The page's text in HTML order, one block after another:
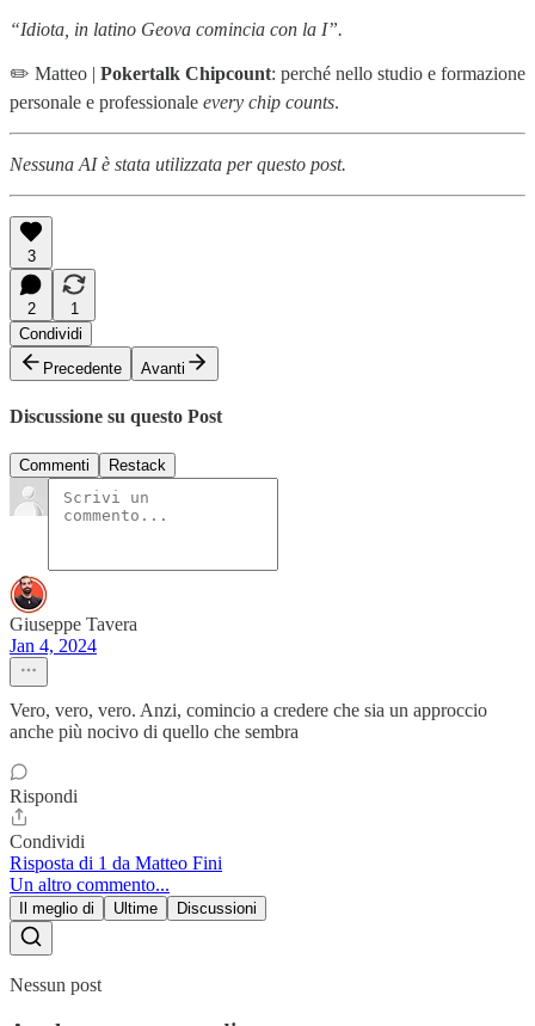
“Idiota, in latino Geova comincia con la I”.
✏️ Matteo | Pokertalk Chipcount: perché nello studio e formazione
personale e professionale every chip counts.
Nessuna AI è stata utilizzata per questo post.
3
2
1
Condividi
Precedente
Avanti
Discussione su questo Post
Commenti Restack
Giuseppe Tavera
Jan 4, 2024
Vero, vero, vero. Anzi, comincio a credere che sia un approccio
anche più nocivo di quello che sembra
Rispondi
Condividi
Risposta di 1 da Matteo Fini
Un altro commento...
Il meglio di Ultime Discussioni
Nessun post